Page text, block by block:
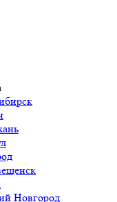
Новгород